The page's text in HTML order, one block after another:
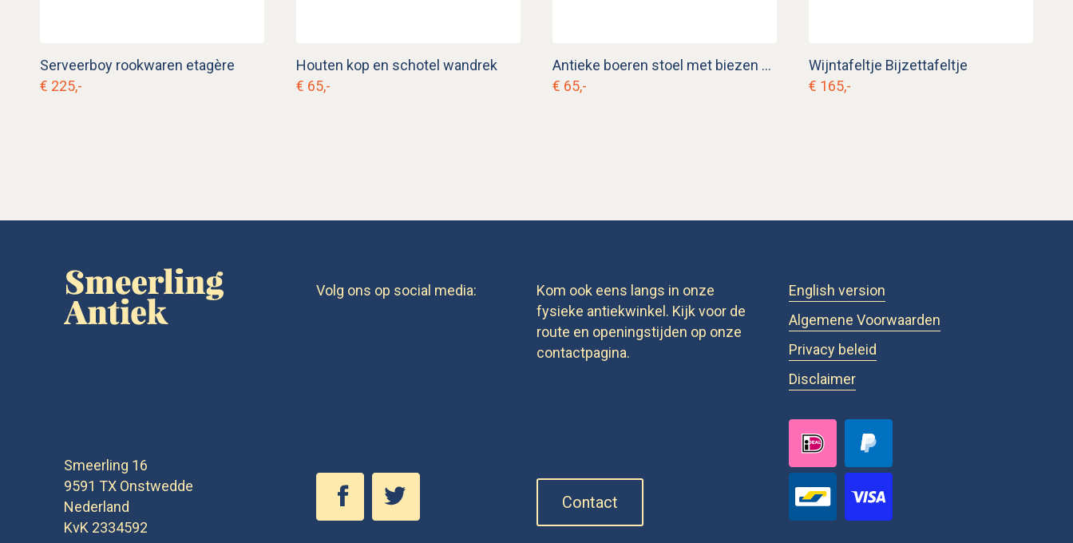
Serveerboy rookwaren etagère
€ 225,-
Houten kop en schotel wandrek
€ 65,-
Antieke boeren stoel met biezen zitting
€ 65,-
Wijntafeltje Bijzettafeltje
€ 165,-
Smeerling 16
9591 TX Onstwedde
Nederland
KvK 2334592
Volg ons op social media:
Kom ook eens langs in onze
fysieke antiekwinkel. Kijk voor de
route en openingstijden op onze
contactpagina.
Contact
English version
Algemene Voorwaarden
Privacy beleid
Disclaimer